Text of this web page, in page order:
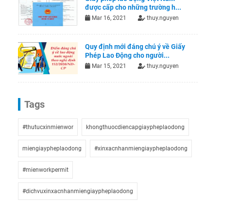
được cấp cho những trường h...
Mar 16, 2021 thuy.nguyen
Quy định mới đáng chú ý về Giấy
Phép Lao Động cho người...
Mar 15, 2021 thuy.nguyen
Tags
#thutucxinmienwor khongthuocdiencapgiaypheplaodong
miengiaypheplaodong #xinxacnhanmiengiaypheplaodong
#mienworkpermit
#dichvuxinxacnhanmiengiaypheplaodong